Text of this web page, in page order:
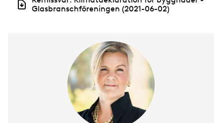
e
o
Glasbranschföreningen (2021-06-02)